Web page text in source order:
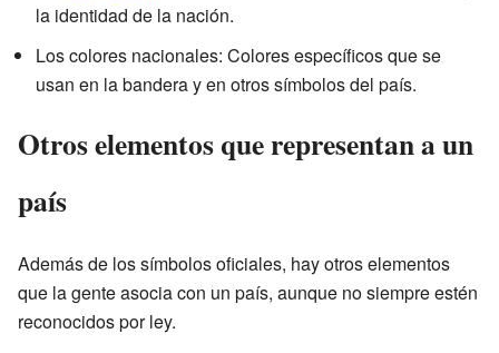
la identidad de la nación.
Los colores nacionales: Colores específicos que se
usan en la bandera y en otros símbolos del país.
Otros elementos que representan a un
país
Además de los símbolos oficiales, hay otros elementos
que la gente asocia con un país, aunque no siempre estén
reconocidos por ley.